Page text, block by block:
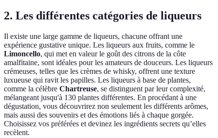
2. Les différentes catégories de liqueurs
Il existe une large gamme de liqueurs, chacune offrant une
expérience gustative unique. Les liqueurs aux fruits, comme le
Limoncello, qui met en valeur le goût des citrons de la côte
amalfitaine, sont idéales pour les amateurs de douceurs. Les liqueurs
crémeuses, telles que les crèmes de whisky, offrent une texture
luxueuse qui ravit les papilles. Les liqueurs à base de plantes,
comme la célèbre Chartreuse, se distinguent par leur complexité,
mélangeant jusqu'à 130 plantes différentes. En procédant à une
dégustation, vous découvrirez non seulement les différents arômes,
mais aussi des souvenirs et des émotions liés à chaque gorgée.
Choisissez vos préférées et devinez les ingrédients secrets qu’elles
recèlent.